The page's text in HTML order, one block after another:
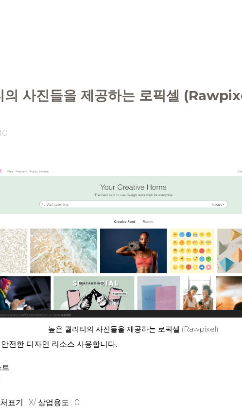
의 사진들을 제공하는 로픽셀
높은 퀄리티의 사진들을 제공하는 로픽셀 (Rawpixel)
전한 디자인 리소스 사용합니다.
표기 : X/ 상업용도 : 0